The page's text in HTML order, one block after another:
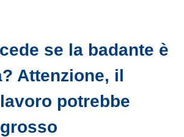
se la badante è
Attenzione, il
potrebbe